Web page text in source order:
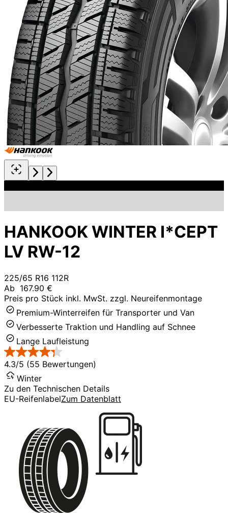
HANKOOK WINTER I*CEPT
LV RW-12
225/65 R16 112R
Ab 167.90 €
Preis pro Stück inkl. MwSt. zzgl. Neureifenmontage
Premium-Winterreifen für Transporter und Van
Verbesserte Traktion und Handling auf Schnee
Lange Laufleistung
4.3/5 (55 Bewertungen)
Winter
Zu den Technischen Details
EU-ReifenlabelZum Datenblatt